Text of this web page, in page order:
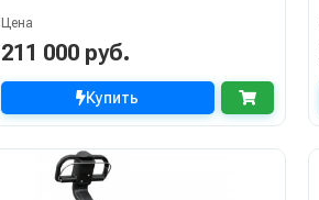
Цена
211 000 руб.
Купить